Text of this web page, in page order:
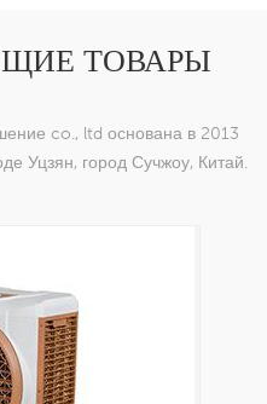
ТОВАРЫ
co., ltd основана в 2013
Уцзян, город Сучжоу, Китай.